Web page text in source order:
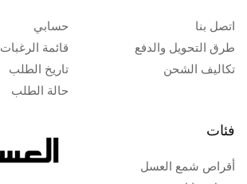
اتصل بنا
طرق التحويل والدفع
تكاليف الشحن
حسابي
قائمة الرغبات
تاريخ الطلب
حالة الطلب
فئات
أقراص شمع العسل